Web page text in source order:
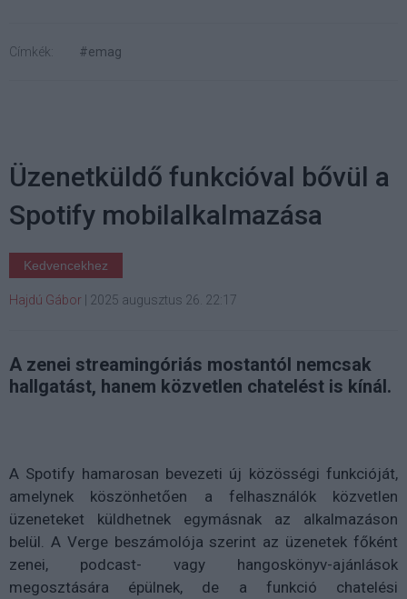
Címkék: #emag
Üzenetküldő funkcióval bővül a
Spotify mobilalkalmazása
Kedvencekhez
Hajdú Gábor | 2025 augusztus 26. 22:17
A zenei streamingóriás mostantól nemcsak
hallgatást, hanem közvetlen chatelést is kínál.
A Spotify hamarosan bevezeti új közösségi funkcióját,
amelynek köszönhetően a felhasználók közvetlen
üzeneteket küldhetnek egymásnak az alkalmazáson
belül. A Verge beszámolója szerint az üzenetek főként
zenei, podcast- vagy hangoskönyv-ajánlások
megosztására épülnek, de a funkció chatelési